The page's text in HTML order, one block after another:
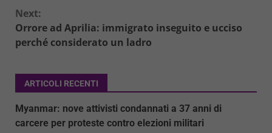
Next:
Orrore ad Aprilia: immigrato inseguito e ucciso
perché considerato un ladro
ARTICOLI RECENTI
Myanmar: nove attivisti condannati a 37 anni di
carcere per proteste contro elezioni militari